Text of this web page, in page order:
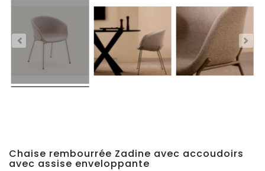
Stock
Tabourets
Hauts
Chaise rembourrée Zadine avec accoudoirs
avec assise enveloppante